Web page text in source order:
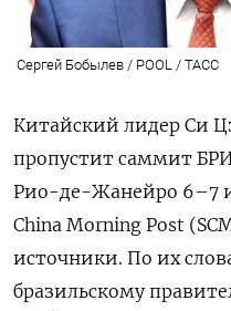
Сергей Бобылев / POOL / ТАСС
Китайский лидер Си
пропустит саммит
Рио-де-Жанейро 6–7
China Morning Post
источники. По их
бразильскому